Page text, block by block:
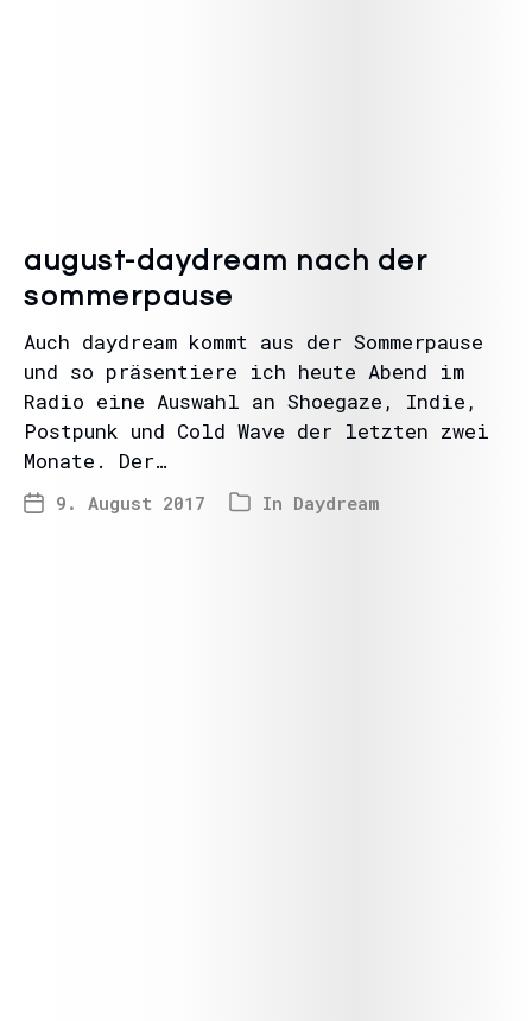
august-daydream nach der
sommerpause
Auch daydream kommt aus der Sommerpause
und so präsentiere ich heute Abend im
Radio eine Auswahl an Shoegaze, Indie,
Postpunk und Cold Wave der letzten zwei
Monate. Der…
9. August 2017 In Daydream